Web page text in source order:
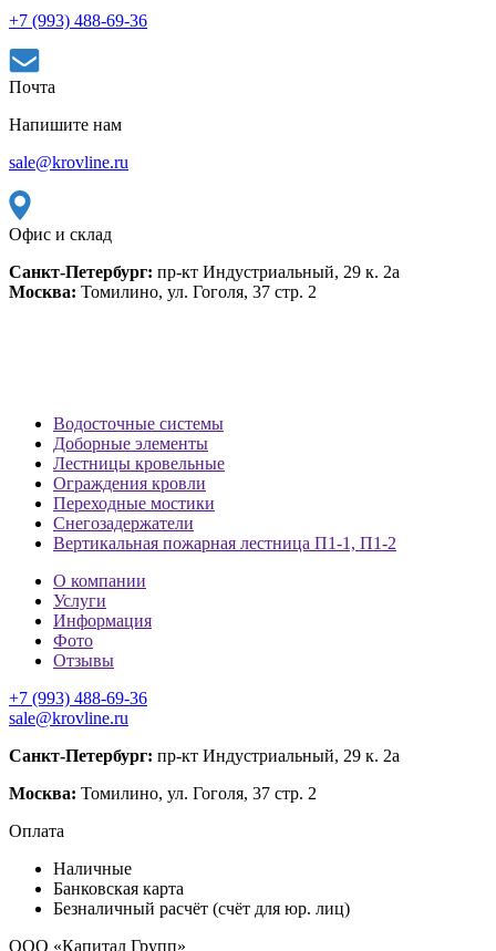
+7 (993) 488-69-36
Почта
Напишите нам
sale@krovline.ru
Офис и склад
Санкт-Петербург: пр-кт Индустриальный, 29 к. 2а
Москва: Томилино, ул. Гоголя, 37 стр. 2
Водосточные системы
Доборные элементы
Лестницы кровельные
Ограждения кровли
Переходные мостики
Снегозадержатели
Вертикальная пожарная лестница П1-1, П1-2
О компании
Услуги
Информация
Фото
Отзывы
+7 (993) 488-69-36
sale@krovline.ru
Санкт-Петербург: пр-кт Индустриальный, 29 к. 2а
Москва: Томилино, ул. Гоголя, 37 стр. 2
Оплата
Наличные
Банковская карта
Безналичный расчёт (счёт для юр. лиц)
ООО «Капитал Групп»